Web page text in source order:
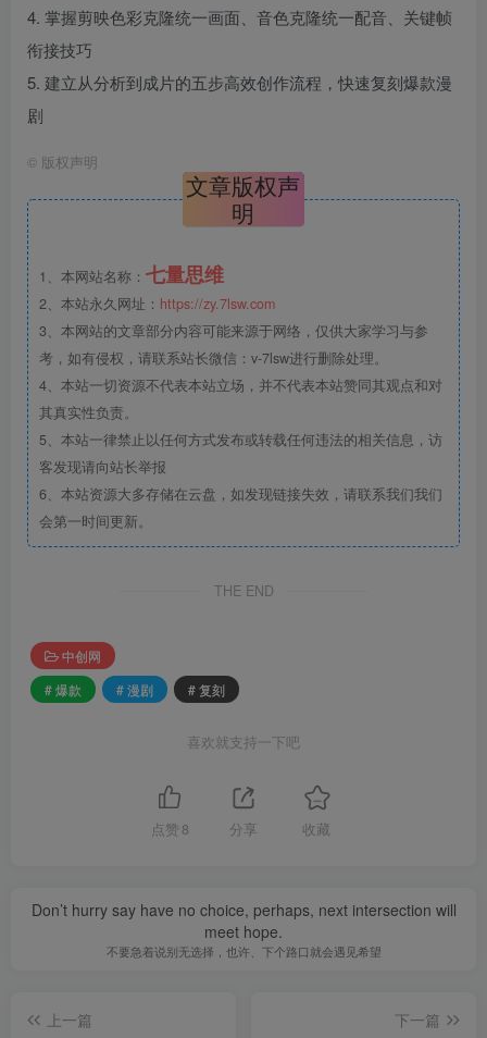
4. 掌握剪映色彩克隆统一画面、音色克隆统一配音、关键帧
衔接技巧
5. 建立从分析到成片的五步高效创作流程，快速复刻爆款漫
剧
© 版权声明
文章版权声
明
1、本网站名称： 七量思维
2、本站永久网址： https://zy.7lsw.com
3、本网站的文章部分内容可能来源于网络，仅供大家学习与参
考，如有侵权，请联系站长微信：v-7lsw进行删除处理。
4、本站一切资源不代表本站立场，并不代表本站赞同其观点和对
其真实性负责。
5、本站一律禁止以任何方式发布或转载任何违法的相关信息，访
客发现请向站长举报
6、本站资源大多存储在云盘，如发现链接失效，请联系我们我们
会第一时间更新。
THE END
中创网
# 爆款
# 漫剧 # 复刻
喜欢就支持一下吧
点赞 8 分享 收藏
Don’t hurry say have no choice, perhaps, next intersection will
meet hope.
不要急着说别无选择，也许、下个路口就会遇见希望
上一篇
下一篇